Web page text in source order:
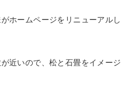
ホームページをリニューアルし
近いので、松と石畳をイメージ